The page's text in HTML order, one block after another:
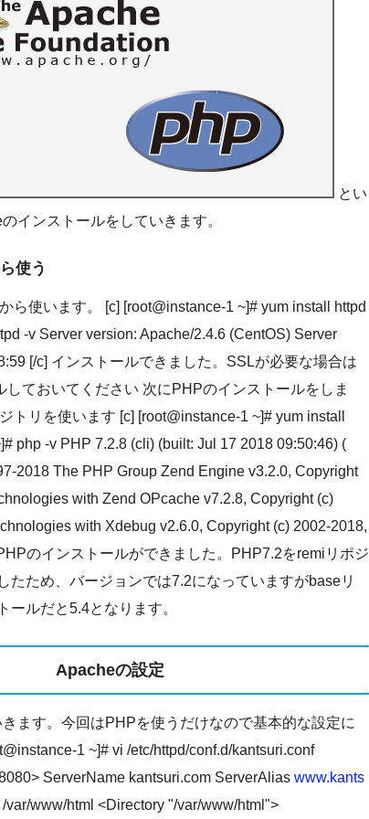
とい
インストールをしていきます。
使う
ら使います。 [c] [root@instance-1 ~]# yum install httpd
-v Server version: Apache/2.4.6 (CentOS) Server
[/c] インストールできました。SSLが必要な場合は
しておいてください 次にPHPのインストールをしま
トリを使います [c] [root@instance-1 ~]# yum install
php -v PHP 7.2.8 (cli) (built: Jul 17 2018 09:50:46) (
2018 The PHP Group Zend Engine v3.2.0, Copyright
with Zend OPcache v7.2.8, Copyright (c)
with Xdebug v2.6.0, Copyright (c) 2002-2018,
のインストールができました。PHP7.2をremiリポジ
たため、バージョンでは7.2になっていますがbaseリ
ールだと5.4となります。
Apacheの設定
ます。今回はPHPを使うだけなので基本的な設定に
1 ~]# vi /etc/httpd/conf.d/kantsuri.conf
ServerName kantsuri.com ServerAlias www.kants
var/www/html <Directory "/var/www/html">